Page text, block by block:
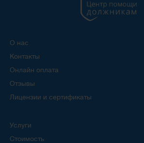
О нас
Контакты
Онлайн оплата
Отзывы
Лицензии и сертификаты
Услуги
Стоимость